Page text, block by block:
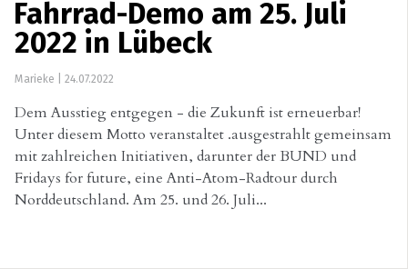
Fahrrad-Demo am 25. Juli
2022 in Lübeck
Marieke 24.07.2022
Dem Ausstieg entgegen - die Zukunft ist erneuerbar!
Unter diesem Motto veranstaltet .ausgestrahlt gemeinsam
mit zahlreichen Initiativen, darunter der BUND und
Fridays for future, eine Anti-Atom-Radtour durch
Norddeutschland. Am 25. und 26. Juli...